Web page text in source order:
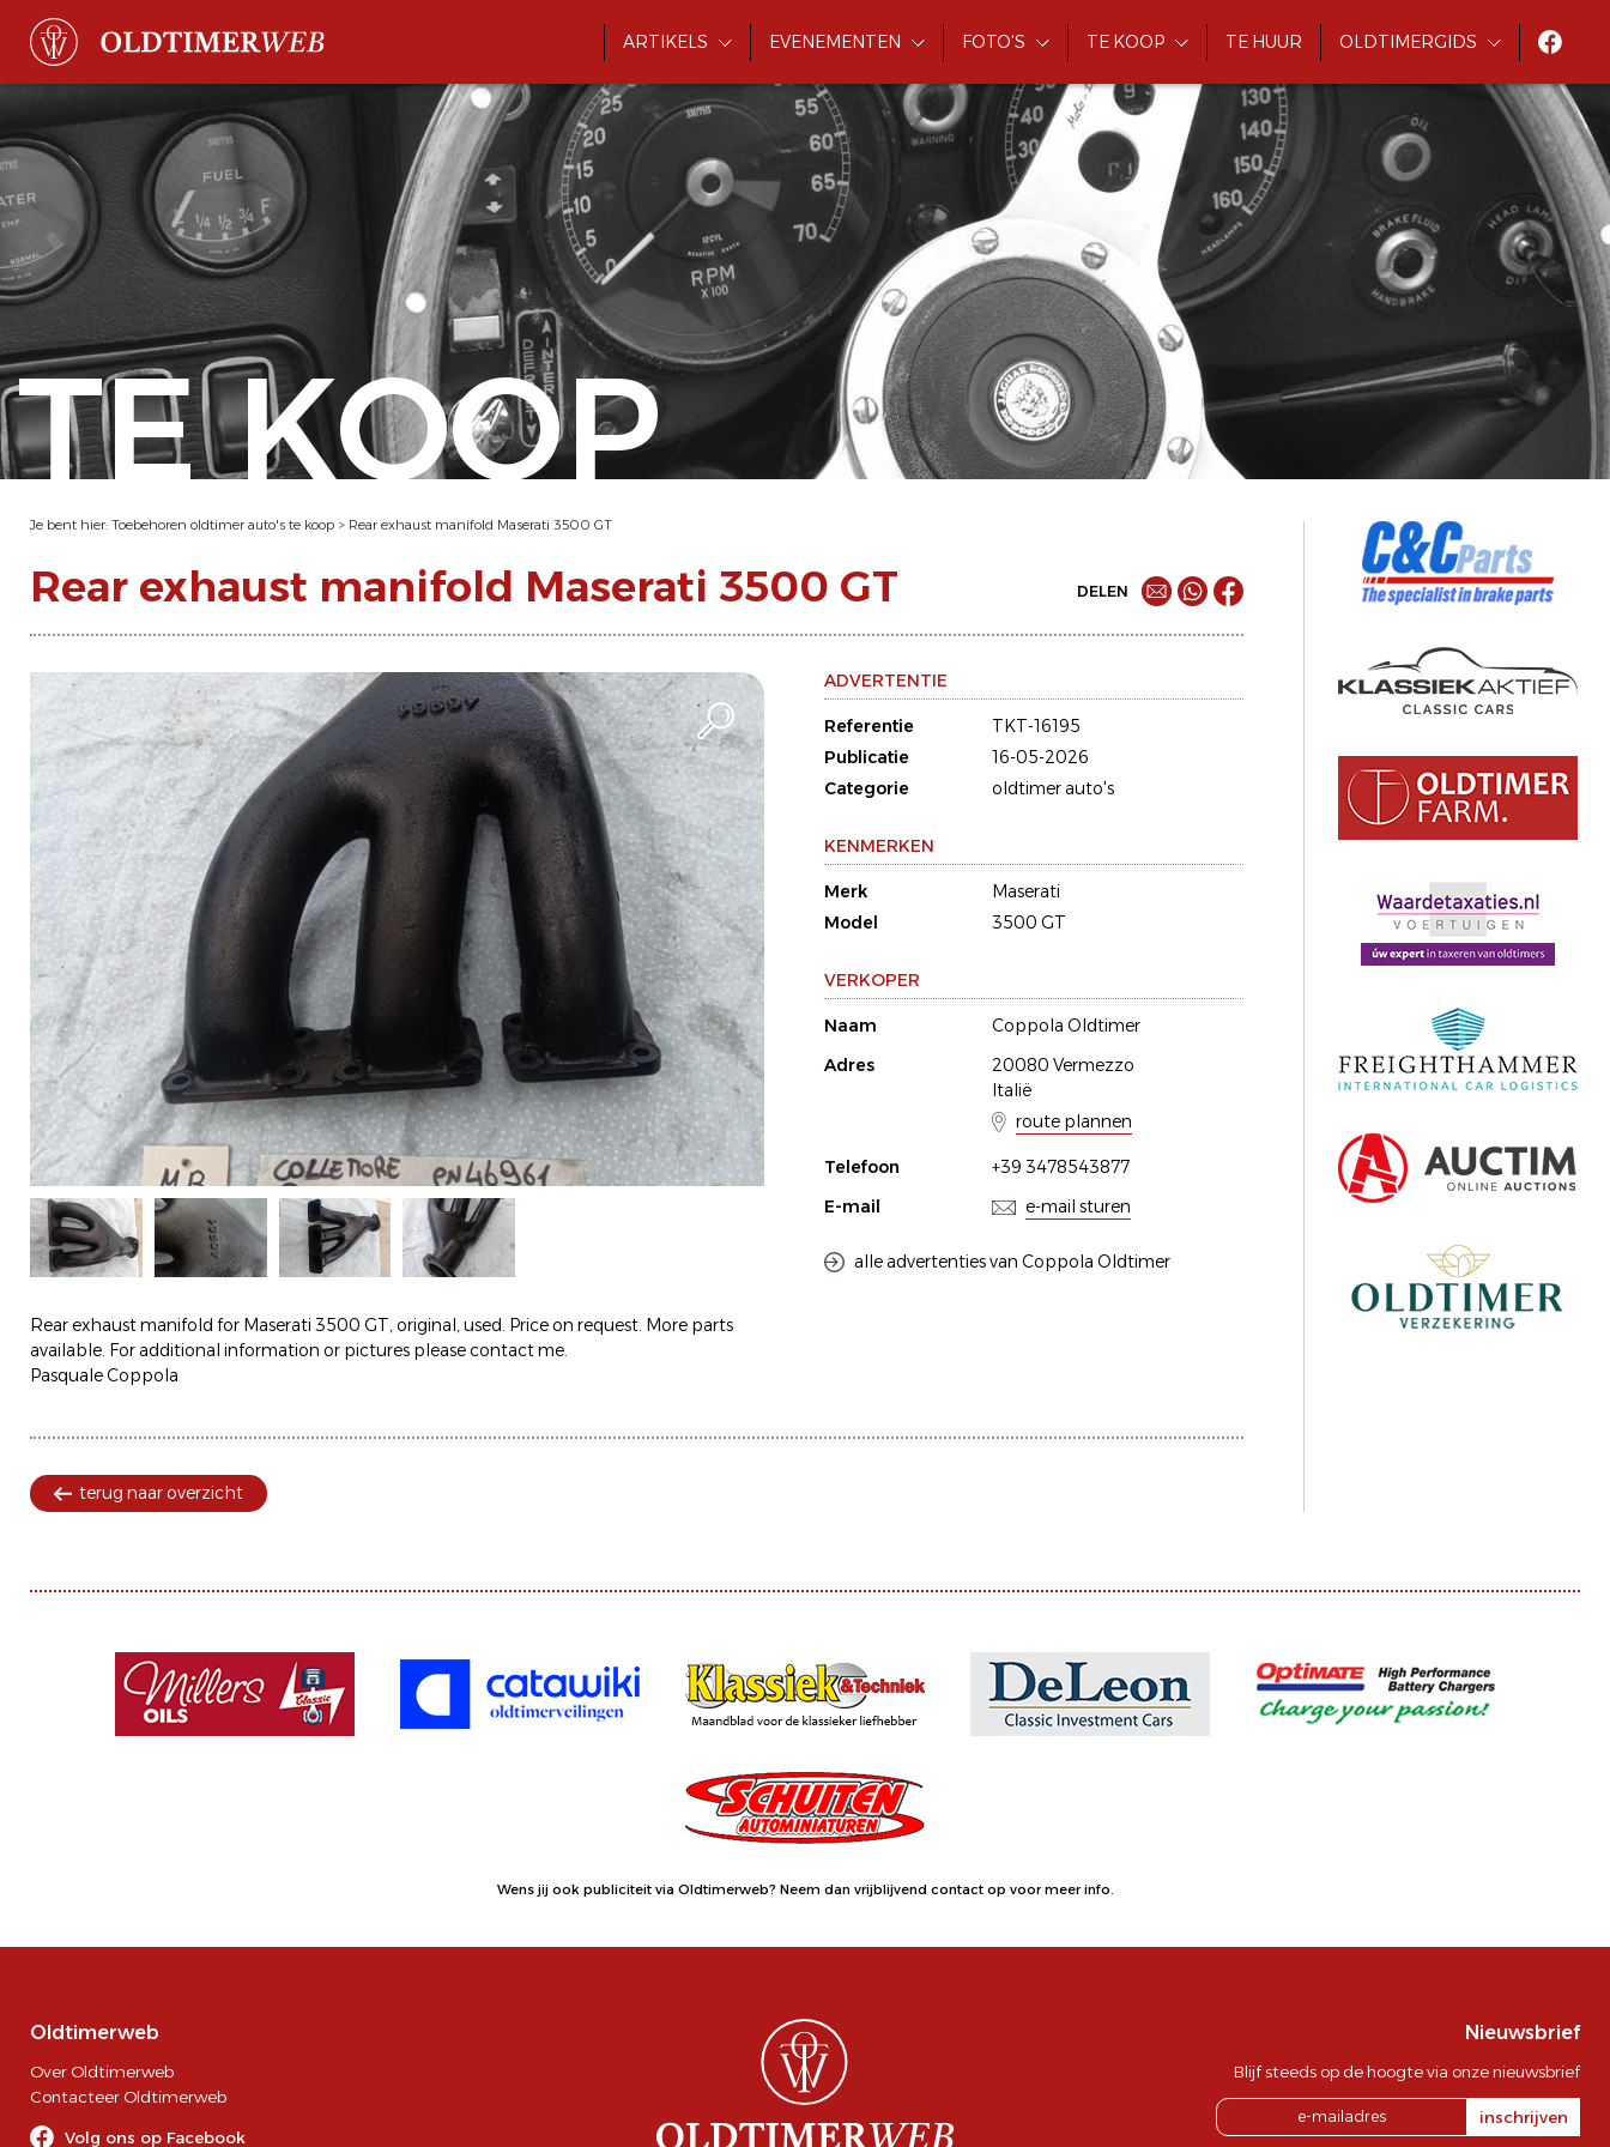
ARTIKELS EVENEMENTEN FOTO'S TE KOOP TE HUUR OLDTIMERGIDS
TE KOOP
Je bent hier: Toebehoren oldtimer auto's te koop > Rear exhaust manifold Maserati 3500 GT
Rear exhaust manifold Maserati 3500 GT DELEN
Rear exhaust manifold for Maserati 3500 GT, original, used. Price on request. More parts
available. For additional information or pictures please contact me.
Pasquale Coppola
ADVERTENTIE
Referentie
TKT-16195
Publicatie
16-05-2026
Categorie
oldtimer auto's
KENMERKEN
Merk
Maserati
Model
3500 GT
VERKOPER
Naam
Coppola Oldtimer
Adres
20080 Vermezzo
Italië
route plannen
Telefoon
+39 3478543877
E-mail
e-mail sturen
alle advertenties van Coppola Oldtimer
terug naar overzicht
Wens jij ook publiciteit via Oldtimerweb? Neem dan vrijblijvend contact op voor meer info.
Oldtimerweb
Over Oldtimerweb
Contacteer Oldtimerweb
Volg ons op Facebook
Nieuwsbrief
Blijf steeds op de hoogte via onze nieuwsbrief
inschrijven